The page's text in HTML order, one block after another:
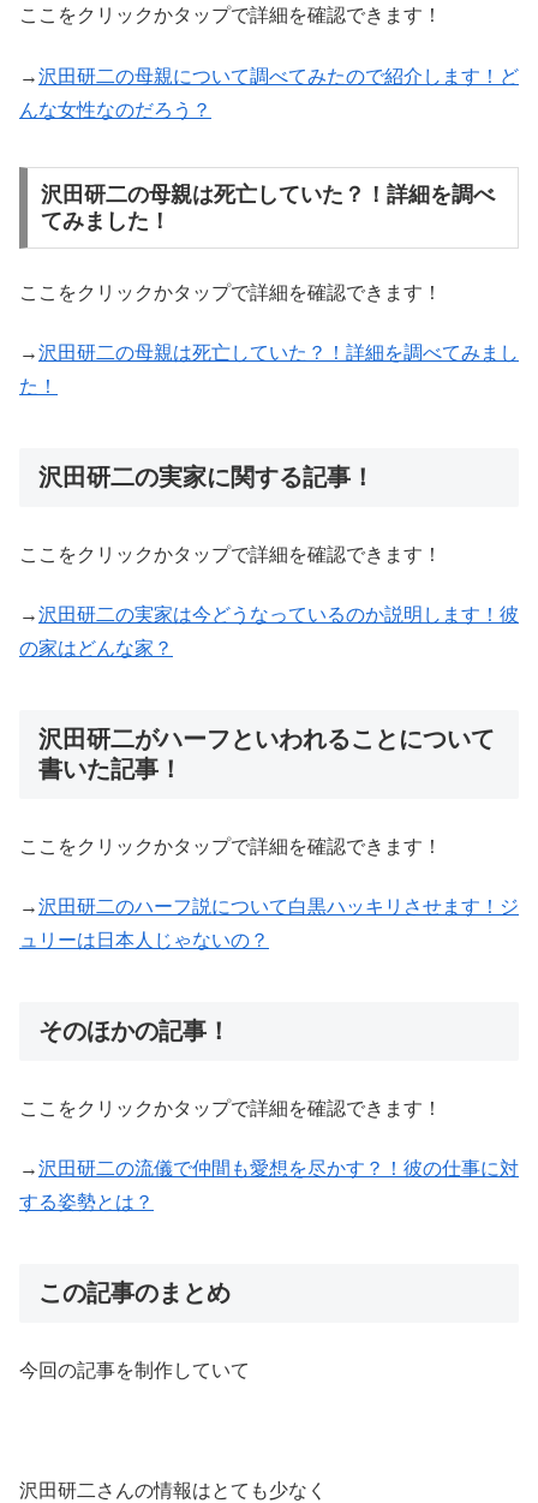
ここをクリックかタップで詳細を確認できます！
→沢田研二の母親について調べてみたので紹介します！ど
んな女性なのだろう？
沢田研二の母親は死亡していた？！詳細を調べ
てみました！
ここをクリックかタップで詳細を確認できます！
→沢田研二の母親は死亡していた？！詳細を調べてみまし
た！
沢田研二の実家に関する記事！
ここをクリックかタップで詳細を確認できます！
→沢田研二の実家は今どうなっているのか説明します！彼
の家はどんな家？
沢田研二がハーフといわれることについて
書いた記事！
ここをクリックかタップで詳細を確認できます！
→沢田研二のハーフ説について白黒ハッキリさせます！ジ
ュリーは日本人じゃないの？
そのほかの記事！
ここをクリックかタップで詳細を確認できます！
→沢田研二の流儀で仲間も愛想を尽かす？！彼の仕事に対
する姿勢とは？
この記事のまとめ
今回の記事を制作していて
沢田研二さんの情報はとても少なく